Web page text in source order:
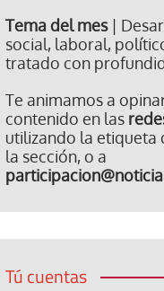
Tema del mes|
social, laboral,
tratado con
Te animamos a
contenido en las
utilizando la etiqueta
la sección, o a
Tú cuentas